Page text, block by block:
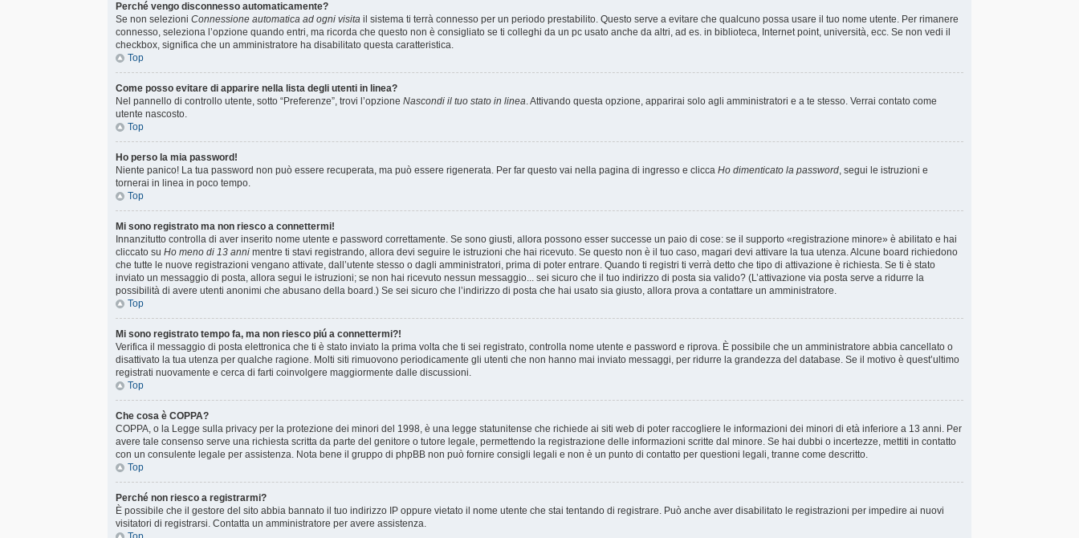
Perché vengo disconnesso automaticamente?
Se non selezioniConnessione automatica ad ogni visita il sistema ti terrà connesso per un periodo prestabilito. Questo serve a evitare che qualcuno possa usare il tuo nome utente. Per rimanere
connesso, seleziona l’opzione quando entri, ma ricorda che questo non è consigliato se ti colleghi da un pc usato anche da altri, ad es. in biblioteca, Internet point, università, ecc. Se non vedi il
checkbox, significa che un amministratore ha disabilitato questa caratteristica.
Top
Come posso evitare di apparire nella lista degli utenti in linea?
Nel pannello di controllo utente, sotto “Preferenze”, trovi l’opzioneNascondi il tuo stato in linea. Attivando questa opzione, apparirai solo agli amministratori e a te stesso. Verrai contato come
utente nascosto.
Top
Ho perso la mia password!
Niente panico! La tua password non può essere recuperata, ma può essere rigenerata. Per far questo vai nella pagina di ingresso e cliccaHo dimenticato la password, segui le istruzioni e
tornerai in linea in poco tempo.
Top
Mi sono registrato ma non riesco a connettermi!
Innanzitutto controlla di aver inserito nome utente e password correttamente. Se sono giusti, allora possono esser successe un paio di cose: se il supporto «registrazione minore» è abilitato e hai
cliccato suHo meno di 13 anni mentre ti stavi registrando, allora devi seguire le istruzioni che hai ricevuto. Se questo non è il tuo caso, magari devi attivare la tua utenza. Alcune board richiedono
che tutte le nuove registrazioni vengano attivate, dall’utente stesso o dagli amministratori, prima di poter entrare. Quando ti registri ti verrà detto che tipo di attivazione è richiesta. Se ti è stato
inviato un messaggio di posta, allora segui le istruzioni; se non hai ricevuto nessun messaggio... sei sicuro che il tuo indirizzo di posta sia valido? (L’attivazione via posta serve a ridurre la
possibilità di avere utenti anonimi che abusano della board.) Se sei sicuro che l’indirizzo di posta che hai usato sia giusto, allora prova a contattare un amministratore.
Top
Mi sono registrato tempo fa, ma non riesco piú a connettermi?!
Verifica il messaggio di posta elettronica che ti è stato inviato la prima volta che ti sei registrato, controlla nome utente e password e riprova. È possibile che un amministratore abbia cancellato o
disattivato la tua utenza per qualche ragione. Molti siti rimuovono periodicamente gli utenti che non hanno mai inviato messaggi, per ridurre la grandezza del database. Se il motivo è quest’ultimo
registrati nuovamente e cerca di farti coinvolgere maggiormente dalle discussioni.
Top
Che cosa è COPPA?
COPPA, o la Legge sulla privacy per la protezione dei minori del 1998, è una legge statunitense che richiede ai siti web di poter raccogliere le informazioni dei minori di età inferiore a 13 anni. Per
avere tale consenso serve una richiesta scritta da parte del genitore o tutore legale, permettendo la registrazione delle informazioni scritte dal minore. Se hai dubbi o incertezze, mettiti in contatto
con un consulente legale per assistenza. Nota bene il gruppo di phpBB non può fornire consigli legali e non è un punto di contatto per questioni legali, tranne come descritto.
Top
Perché non riesco a registrarmi?
È possibile che il gestore del sito abbia bannato il tuo indirizzo IP oppure vietato il nome utente che stai tentando di registrare. Può anche aver disabilitato le registrazioni per impedire ai nuovi
visitatori di registrarsi. Contatta un amministratore per avere assistenza.